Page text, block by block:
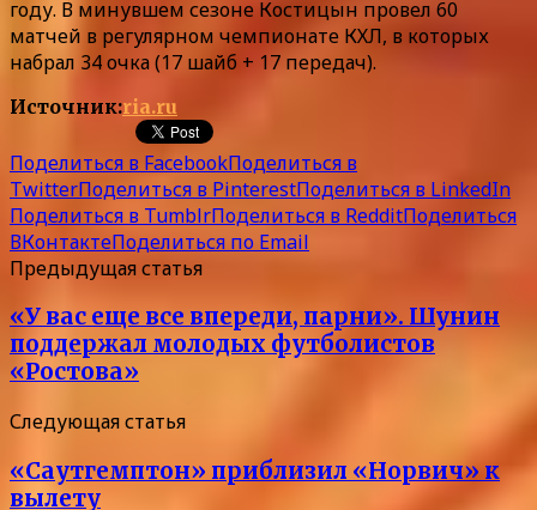
году. В минувшем сезоне Костицын провел 60
матчей в регулярном чемпионате КХЛ, в которых
набрал 34 очка (17 шайб + 17 передач).
Источник:ria.ru
Поделиться в FacebookПоделиться в
TwitterПоделиться в PinterestПоделиться в LinkedIn
Поделиться в TumblrПоделиться в RedditПоделиться
ВКонтактеПоделиться по Email
Предыдущая статья
«У вас еще все впереди, парни». Шунин
поддержал молодых футболистов
«Ростова»
Следующая статья
«Саутгемптон» приблизил «Норвич» к
вылету